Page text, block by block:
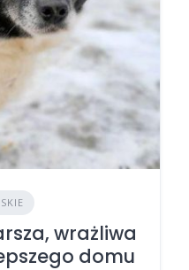
wrażliwa
domu